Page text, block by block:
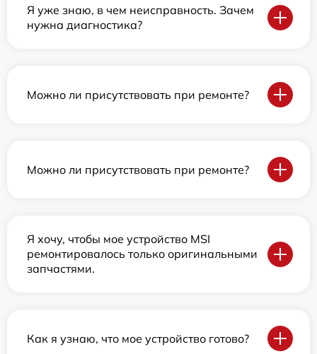
Я уже знаю, в чем неисправность. Зачем
нужна диагностика?
Можно ли присутствовать при ремонте?
Можно ли присутствовать при ремонте?
Я хочу, чтобы мое устройство MSI
ремонтировалось только оригинальными
запчастями.
Как я узнаю, что мое устройство готово?